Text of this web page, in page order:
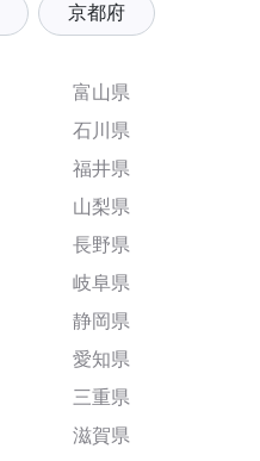
京都府
富山県
石川県
福井県
山梨県
長野県
岐阜県
静岡県
愛知県
三重県
滋賀県